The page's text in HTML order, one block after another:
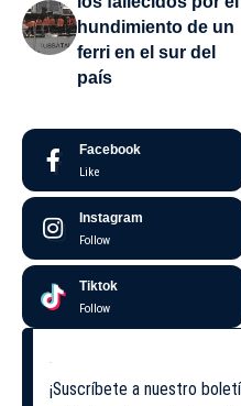
hundimiento de un
ferri en el sur del
país
Facebook
Like
Instagram
Follow
Tiktok
Follow
¡Suscríbete a nuestro